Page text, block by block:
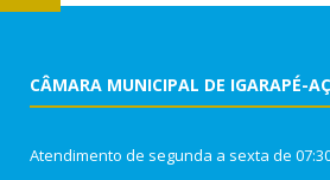
CÂMARA MUNICIPAL DE IGARAPÉ-
Atendimento de segunda a sexta de